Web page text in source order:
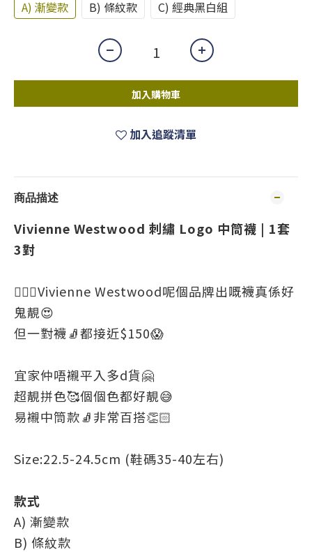
A) 漸變款 B) 條紋款 C) 經典黑白組
加入購物車
加入追蹤清單
商品描述
Vivienne Westwood 刺繡 Logo 中筒襪 | 1套
3對
💁🏻‍♀️Vivienne Westwood呢個品牌出嘅襪真係好
鬼靚😍
但一對襪🧦都接近$150😱
宜家仲唔襯平入多d貨🤗
超靚拼色🥰個個色都好靚😅
易襯中筒款🧦非常百搭👏🏻
Size:22.5-24.5cm (鞋碼35-40左右)
款式
A) 漸變款
B) 條紋款